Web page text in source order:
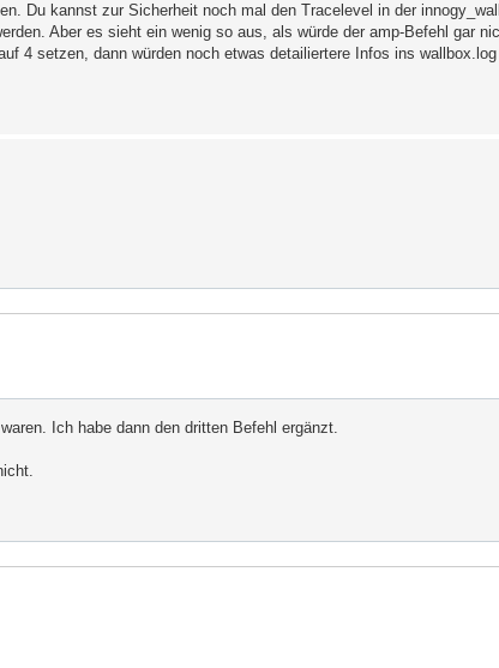
Du kannst zur Sicherheit noch mal den Tracelevel in der
Aber es sieht ein wenig so aus, als würde der amp-Befehl gar
4 setzen, dann würden noch etwas detailiertere Infos ins
Ich habe dann den dritten Befehl ergänzt.